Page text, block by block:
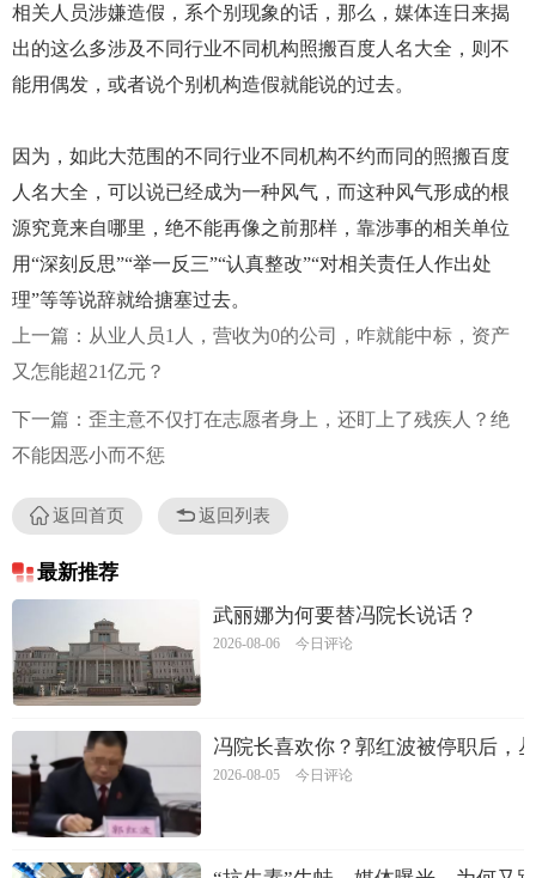
相关人员涉嫌造假，系个别现象的话，那么，媒体连日来揭
出的这么多涉及不同行业不同机构照搬百度人名大全，则不
能用偶发，或者说个别机构造假就能说的过去。
因为，如此大范围的不同行业不同机构不约而同的照搬百度
人名大全，可以说已经成为一种风气，而这种风气形成的根
源究竟来自哪里，绝不能再像之前那样，靠涉事的相关单位
用“深刻反思”“举一反三”“认真整改”“对相关责任人作出处
理”等等说辞就给搪塞过去。
上一篇：从业人员1人，营收为0的公司，咋就能中标，资产
又怎能超21亿元？
下一篇：歪主意不仅打在志愿者身上，还盯上了残疾人？绝
不能因恶小而不惩
返回首页 返回列表
最新推荐
武丽娜为何要替冯院长说话？
2026-08-06 今日评论
冯院长喜欢你？郭红波被停职后，
2026-08-05 今日评论